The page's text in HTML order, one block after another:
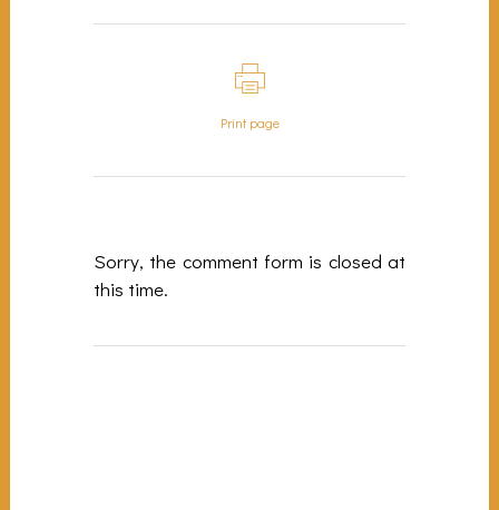
Print page
Sorry, the comment form is closed at
this time.